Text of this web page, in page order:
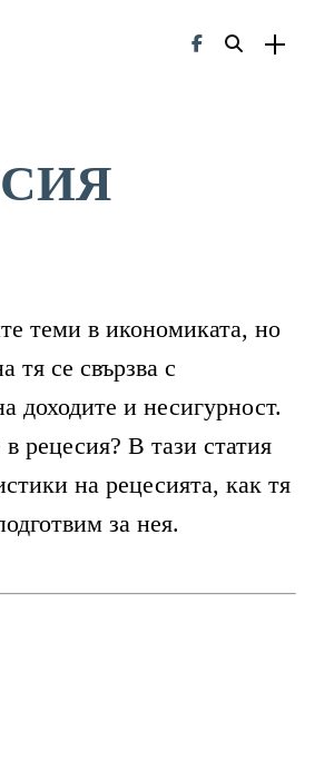
теми в икономиката, но
тя се свързва с
доходите и несигурност.
рецесия? В тази статия
на рецесията, как тя
за нея.